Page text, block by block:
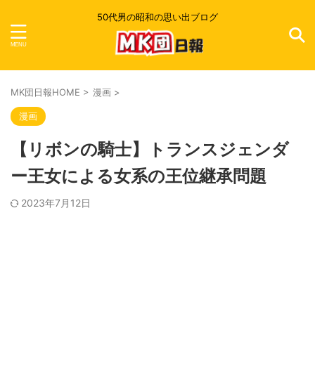
50代男の昭和の思い出ブログ
MK団日報HOME > 漫画 >
漫画
【リボンの騎士】トランスジェンダ
ー王女による女系の王位継承問題
2023年7月12日